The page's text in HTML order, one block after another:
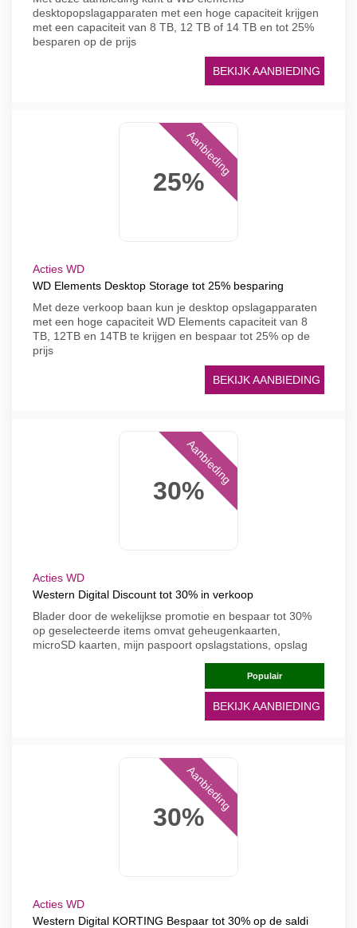
desktopopslagapparaten met een hoge capaciteit krijgen
met een capaciteit van 8 TB, 12 TB of 14 TB en tot 25%
besparen op de prijs
BEKIJK AANBIEDING
25%
Aanbieding
Acties WD
WD Elements Desktop Storage tot 25% besparing
Met deze verkoop baan kun je desktop opslagapparaten
met een hoge capaciteit WD Elements capaciteit van 8
TB, 12TB en 14TB te krijgen en bespaar tot 25% op de
prijs
BEKIJK AANBIEDING
30%
Aanbieding
Acties WD
Western Digital Discount tot 30% in verkoop
Blader door de wekelijkse promotie en bespaar tot 30%
op geselecteerde items omvat geheugenkaarten,
microSD kaarten, mijn paspoort opslagstations, opslag
Populair
BEKIJK AANBIEDING
30%
Aanbieding
Acties WD
Western Digital KORTING Bespaar tot 30% op de saldi